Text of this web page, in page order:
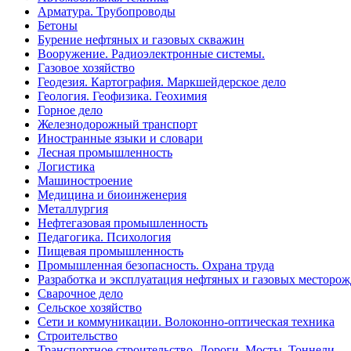
Арматура. Трубопроводы
Бетоны
Бурение нефтяных и газовых скважин
Вооружение. Радиоэлектронные системы.
Газовое хозяйство
Геодезия. Картография. Маркшейдерское дело
Геология. Геофизика. Геохимия
Горное дело
Железнодорожный транспорт
Иностранные языки и словари
Лесная промышленность
Логистика
Машиностроение
Медицина и биоинженерия
Металлургия
Нефтегазовая промышленность
Педагогика. Психология
Пищевая промышленность
Промышленная безопасность. Охрана труда
Разработка и эксплуатация нефтяных и газовых
Сварочное дело
Сельское хозяйство
Сети и коммуникации. Волоконно-оптическая техника
Строительство